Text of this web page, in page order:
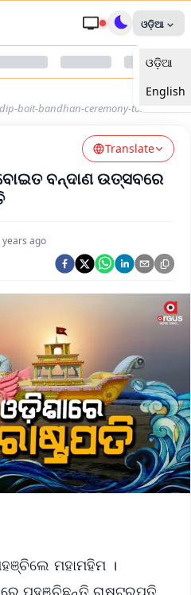
Shakti
Connect
Odisha
Dekhein Apna Desh
ଓଡ଼ିଆ
ଓଡ଼ିଆ
English
boit-bandhan-ceremony-tomorrow
Translate
ବୋଇତ ବନ୍ଦାଣ ଉତ୍ସବରେ
years ago
ମହାମହିମ ।
ପହଞ୍ଚିଛନ୍ତି ରାଷ୍ଟ୍ରପତି